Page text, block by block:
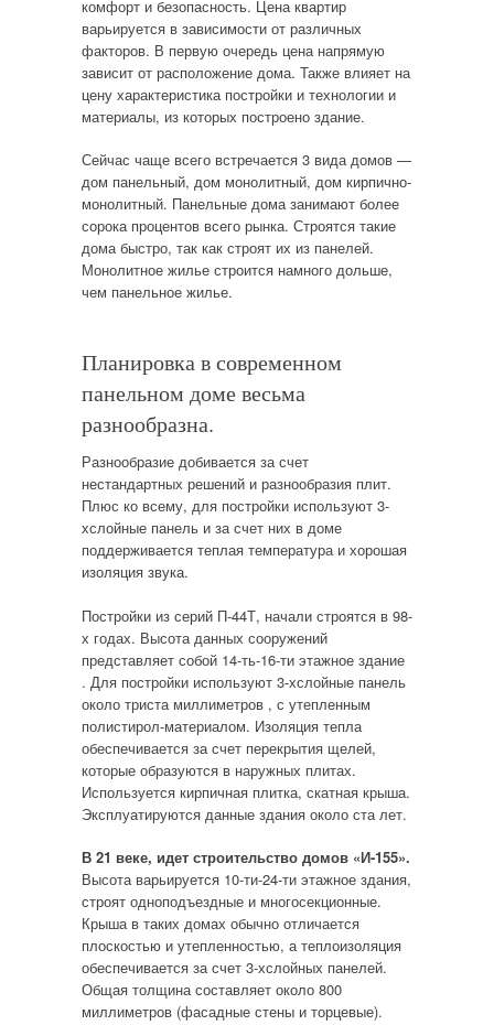
комфорт и безопасность. Цена квартир
варьируется в зависимости от различных
факторов. В первую очередь цена напрямую
зависит от расположение дома. Также влияет на
цену характеристика постройки и технологии и
материалы, из которых построено здание.
Сейчас чаще всего встречается 3 вида домов —
дом панельный, дом монолитный, дом кирпично-
монолитный. Панельные дома занимают более
сорока процентов всего рынка. Строятся такие
дома быстро, так как строят их из панелей.
Монолитное жилье строится намного дольше,
чем панельное жилье.
Планировка в современном
панельном доме весьма
разнообразна.
Разнообразие добивается за счет
нестандартных решений и разнообразия плит.
Плюс ко всему, для постройки используют 3-
хслойные панель и за счет них в доме
поддерживается теплая температура и хорошая
изоляция звука.
Постройки из серий П-44Т, начали строятся в 98-
х годах. Высота данных сооружений
представляет собой 14-ть-16-ти этажное здание
. Для постройки используют 3-хслойные панель
около триста миллиметров , с утепленным
полистирол-материалом. Изоляция тепла
обеспечивается за счет перекрытия щелей,
которые образуются в наружных плитах.
Используется кирпичная плитка, скатная крыша.
Эксплуатируются данные здания около ста лет.
В 21 веке, идет строительство домов «И-155».
Высота варьируется 10-ти-24-ти этажное здания,
строят одноподъездные и многосекционные.
Крыша в таких домах обычно отличается
плоскостью и утепленностью, а теплоизоляция
обеспечивается за счет 3-хслойных панелей.
Общая толщина составляет около 800
миллиметров (фасадные стены и торцевые).